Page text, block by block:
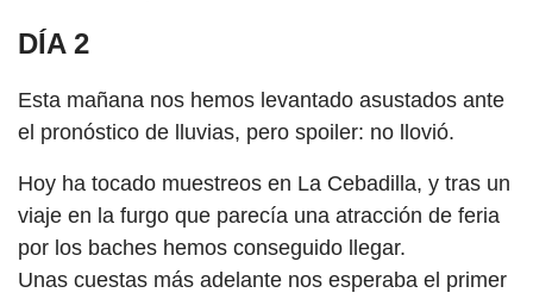
DÍA 2
Esta mañana nos hemos levantado asustados ante
el pronóstico de lluvias, pero spoiler: no llovió.
Hoy ha tocado muestreos en La Cebadilla, y tras un
viaje en la furgo que parecía una atracción de feria
por los baches hemos conseguido llegar.
Unas cuestas más adelante nos esperaba el primer